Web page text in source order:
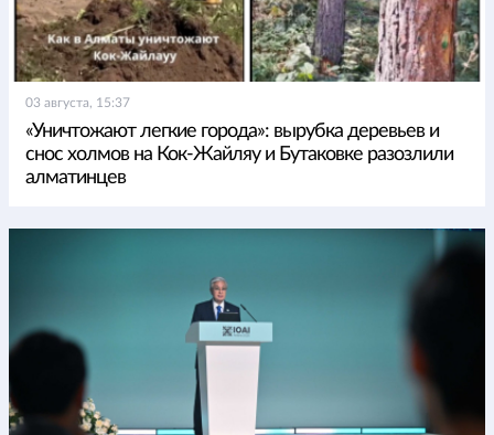
03 августа, 15:37
«Уничтожают легкие города»: вырубка деревьев и
снос холмов на Кок-Жайляу и Бутаковке разозлили
алматинцев